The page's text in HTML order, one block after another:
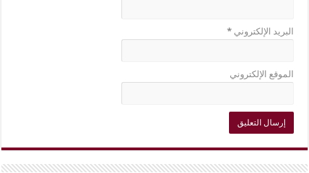
البريد الإلكتروني*
الموقع الإلكتروني